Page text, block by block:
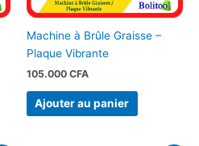
Machine à Brûle Graisse –
Plaque Vibrante
105.000 CFA
Ajouter au panier